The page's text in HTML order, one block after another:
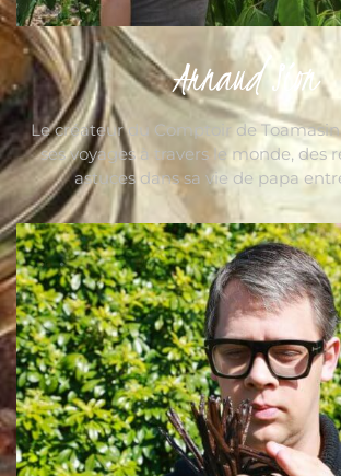
Arnaud Sion
Le créateur du Comptoir de
ses voyages à travers le monde, des
astuces dans sa vie de papa